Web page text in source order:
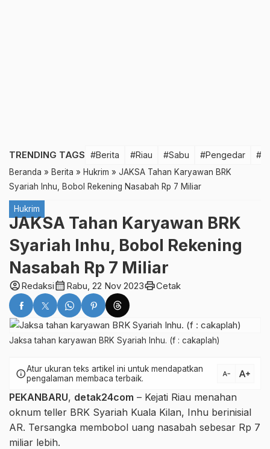
TRENDING TAGS #Berita #Riau #Sabu #Pengedar
Beranda » Berita » Hukrim » JAKSA Tahan Karyawan BRK
Syariah Inhu, Bobol Rekening Nasabah Rp 7 Miliar
Hukrim
JAKSA Tahan Karyawan BRK
Syariah Inhu, Bobol Rekening
Nasabah Rp 7 Miliar
account_circleRedaksicalendar_month Rabu, 22 Nov 2023printCetak
Jaksa tahan karyawan BRK Syariah Inhu. (f : cakaplah)
infoAtur ukuran teks artikel ini untuk mendapatkan
pengalaman membaca terbaik.
text_decrease text_increase
PEKANBARU, detak24com – Kejati Riau menahan
oknum teller BRK Syariah Kuala Kilan, Inhu berinisial
AR. Tersangka membobol uang nasabah sebesar Rp 7
miliar lebih.